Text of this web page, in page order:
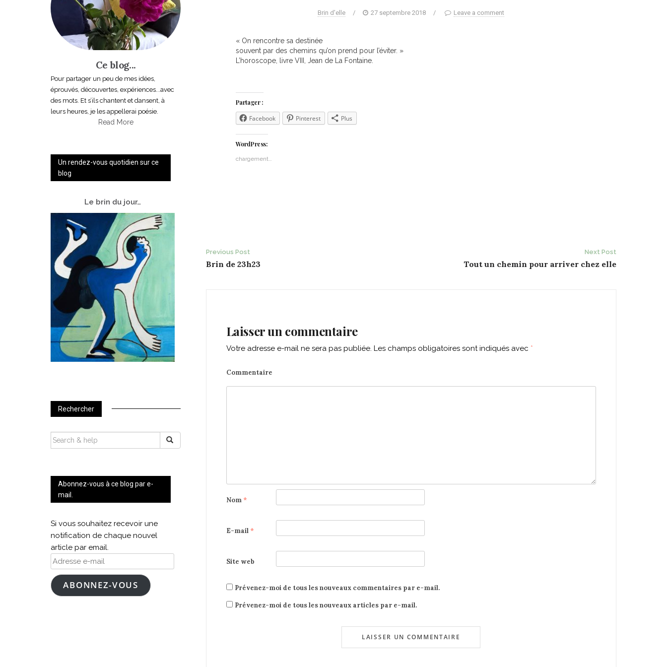
Brin d'elle / 27 septembre 2018 / Leave a comment
« On rencontre sa destinée
souvent par des chemins qu’on prend pour l’éviter. »
L’horoscope, livre VIII, Jean de La Fontaine.
Partager :
Facebook Pinterest Plus
WordPress:
chargement…
Post
Previous Post
Brin de 23h23
Next Post
Tout un chemin pour arriver chez elle
Laisser un commentaire
Votre adresse e-mail ne sera pas publiée. Les champs obligatoires sont indiqués avec *
Commentaire
Nom *
E-mail *
Site web
Prévenez-moi de tous les nouveaux commentaires par e-mail.
Prévenez-moi de tous les nouveaux articles par e-mail.
Ce blog...
Pour partager un peu de mes idées,
éprouvés, découvertes, expériences...avec
des mots. Et s’ils chantent et dansent, à
leurs heures, je les appellerai poésie.
Read More
Un rendez-vous quotidien sur ce
blog
Le brin du jour…
Rechercher
SEARCH
FOR:
Abonnez-vous à ce blog par e-
mail.
Si vous souhaitez recevoir une
notification de chaque nouvel
article par email.
Adresse
e-
mailABONNEZ-VOUS